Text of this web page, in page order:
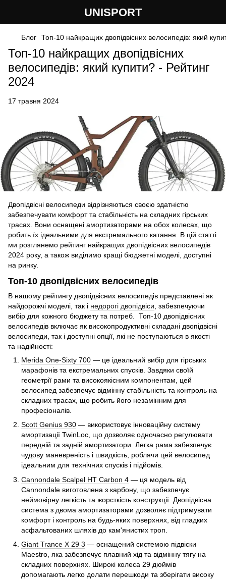
UNISPORT
Блог Топ-10 найкращих двопідвісних велосипедів: який
Топ-10 найкращих двопідвісних
велосипедів: який купити? - Рейтинг
2024
17 травня 2024
Двопідвісні велосипеди відрізняються своєю здатністю
забезпечувати комфорт та стабільність на складних гірських
трасах. Вони оснащені амортизаторами на обох колесах, що
робить їх ідеальними для екстремального катання. В цій статті
ми розглянемо рейтинг найкращих двопідвісних велосипедів
2024 року, а також виділимо кращі бюджетні моделі, доступні
на ринку.
Топ-10 двопідвісних велосипедів
В нашому рейтингу двопідвісних велосипедів представлені як
найдорожчі моделі, так і недорогі двопідвіси , забезпечуючи
вибір для кожного бюджету та потреб. Топ-10 двопідвісних
велосипедів включає як високопродуктивні складані двопідвісні
велосипеди, так і доступні опції, які не поступаються в якості
та надійності:
Merida One-Sixty 700 — це ідеальний вибір для гірських
марафонів та екстремальних спусків. Завдяки своїй
геометрії рами та високоякісним компонентам, цей
велосипед забезпечує відмінну стабільність та контроль на
складних трасах, що робить його незамінним для
професіоналів.
Scott Genius 930 — використовує інноваційну систему
амортизації TwinLoc, що дозволяє одночасно регулювати
передній та задній амортизатори. Легка рама забезпечує
чудову маневреність і швидкість, роблячи цей велосипед
ідеальним для технічних спусків і підйомів.
Cannondale Scalpel HT Carbon 4 — ця модель від
Cannondale виготовлена з карбону, що забезпечує
неймовірну легкість та жорсткість конструкції. Двопідвісна
система з двома амортизаторами дозволяє підтримувати
комфорт і контроль на будь-яких поверхнях, від гладких
асфальтованих шляхів до кам'янистих троп.
Giant Trance X 29 3 — оснащений системою підвіски
Maestro, яка забезпечує плавний хід та відмінну тягу на
складних поверхнях. Широкі колеса 29 дюймів
допомагають легко долати перешкоди та зберігати високу